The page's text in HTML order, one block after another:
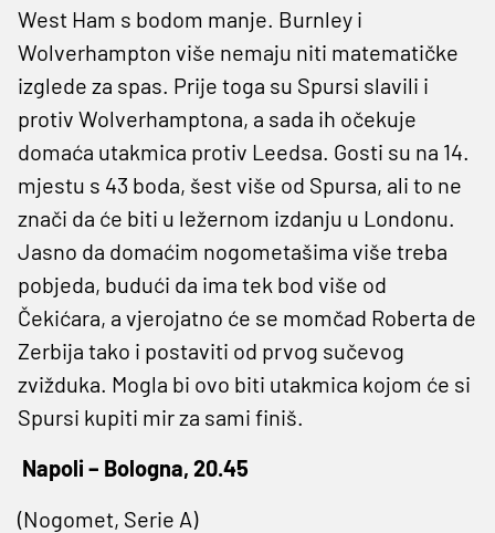
West Ham s bodom manje. Burnley i
Wolverhampton više nemaju niti matematičke
izglede za spas. Prije toga su Spursi slavili i
protiv Wolverhamptona, a sada ih očekuje
domaća utakmica protiv Leedsa. Gosti su na 14.
mjestu s 43 boda, šest više od Spursa, ali to ne
znači da će biti u ležernom izdanju u Londonu.
Jasno da domaćim nogometašima više treba
pobjeda, budući da ima tek bod više od
Čekićara, a vjerojatno će se momčad Roberta de
Zerbija tako i postaviti od prvog sučevog
zvižduka. Mogla bi ovo biti utakmica kojom će si
Spursi kupiti mir za sami finiš.
Napoli – Bologna, 20.45
(Nogomet, Serie A)